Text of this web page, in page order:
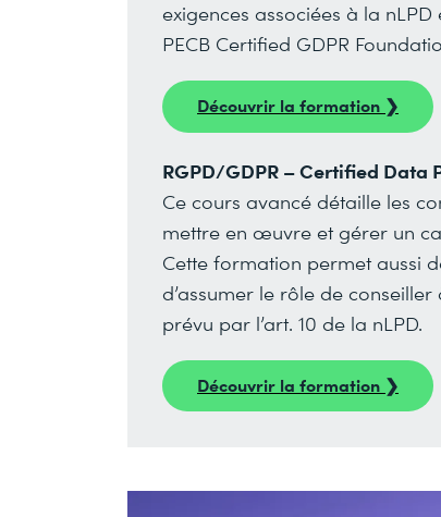
exigences associées à la
PECB Certified GDPR
Découvrir la formation ❯
RGPD/GDPR – Certified Data
Ce cours avancé détaille les
mettre en œuvre et gérer un
Cette formation permet aussi
d’assumer le rôle de
prévu par l’art. 10 de la nLPD.
Découvrir la formation ❯